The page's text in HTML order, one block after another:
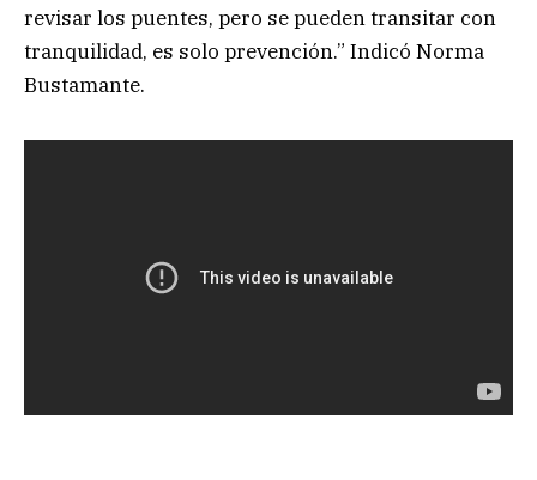
revisar los puentes, pero se pueden transitar con
tranquilidad, es solo prevención.” Indicó Norma
Bustamante.